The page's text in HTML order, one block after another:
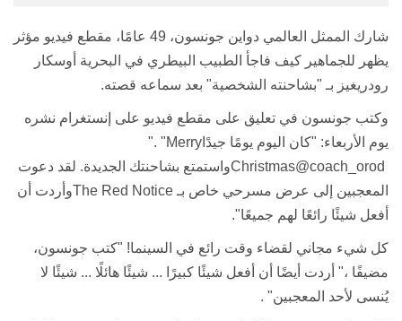
شارك الممثل العالمي دواين جونسون، 49 عامًا، مقطع فيديو مؤثر
يظهر للجماهير كيف فاجأ الطبيب البيطري في البحرية أوسكار
رودريغيز بـ "بشاحنته الشخصية" بعد سماعه قصته.
وكتب جونسون في تعليق على مقطع فيديو على إنستغرام نشره
يوم الأربعاء: "كان اليوم يومًا جيدًا ". "Merry
Christmas@coach_orodواستمتع بشاحنتك الجديدة. لقد دعوت
المعجبين إلى عرض مسرحي خاص بـ The Red Noticeوأردت أن
أفعل شيئًا رائعًا لهم جميعًا."
كل شيء مجاني لقضاء وقت رائع في السينما! "كتب جونسون،
مضيفًا ،" أردت أيضًا أن أفعل شيئًا كبيرًا ... شيئًا هائلًا ... شيئًا لا
يُنسى لأحد المعجبين. "